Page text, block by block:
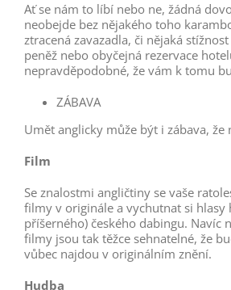
Ať se nám to líbí nebo ne, žádná
neobejde bez nějakého toho
ztracená zavazadla, či nějaká
peněž nebo obyčejná rezervace
nepravděpodobné, že vám k tomu
ZÁBAVA
Umět anglicky může být i zábava, že
Film
Se znalostmi angličtiny se vaše
filmy v originále a vychutnat si hlasy
příšerného) českého dabingu. Navíc
filmy jsou tak těžce sehnatelné, že
vůbec najdou v originálním znění.
Hudba